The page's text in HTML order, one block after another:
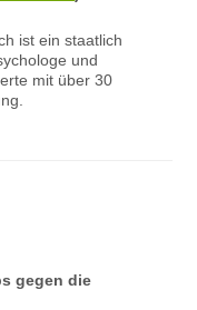
ist ein staatlich
und
mit über 30
gegen die